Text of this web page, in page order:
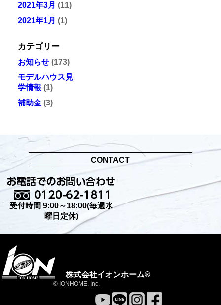
2021年3月 (11)
2021年1月 (1)
カテゴリー
お知らせ (173)
モデルハウス見
学情報 (1)
補助金 (3)
CONTACT
受付時間 9:00～18:00(毎週水
曜日定休)
株式会社イオンホーム®
© IONHOME, Inc.